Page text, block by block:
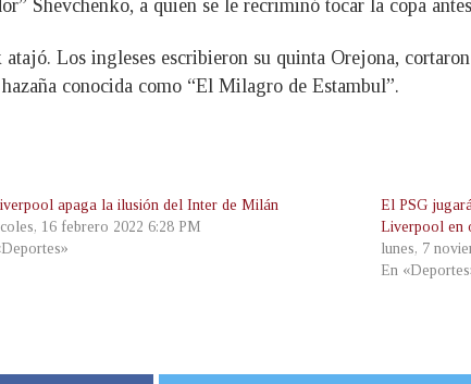
Shevchenko, a quien se le recriminó tocar la copa
Los ingleses escribieron su quinta Orejona,
conocida como “El Milagro de Estambul”.
apaga la ilusión del Inter de Milán
16 febrero 2022 6:28 PM
El PSG
Liverpool en
lunes, 7
En